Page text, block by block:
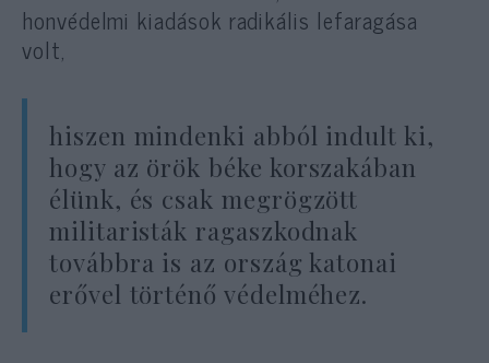
honvédelmi kiadások radikális lefaragása
volt,
hiszen mindenki abból indult ki,
hogy az örök béke korszakában
élünk, és csak megrögzött
militaristák ragaszkodnak
továbbra is az ország katonai
erővel történő védelméhez.